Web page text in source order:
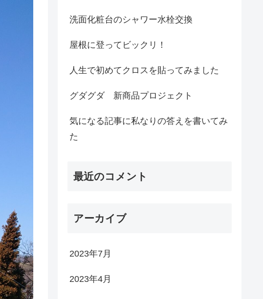
洗面化粧台のシャワー水栓交換
屋根に登ってビックリ！
人生で初めてクロスを貼ってみました
グダグダ 新商品プロジェクト
気になる記事に私なりの答えを書いてみ
た
最近のコメント
アーカイブ
2023年7月
2023年4月